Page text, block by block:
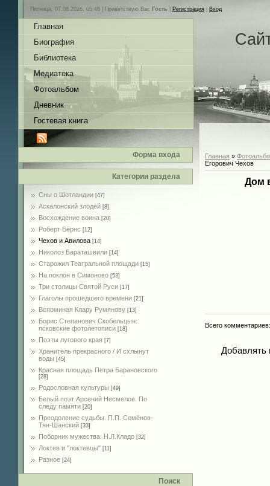
Пятница, 07.08.2026, 05:46 | Приветствую Вас Гость Регистрация Вход
Главная
Биография
Библиотека
Медиатека
Фотоальбом
Дневник
Гостевая книга
Форма входа
Категории раздела
Сны о Шотландии [47]
Аскалонский злодей [8]
Восхождение воина [20]
Роберт Бёрнс [12]
Чехов и Авилова [14]
Николоз Бараташвили [14]
Cтарожил Театральной площади [15]
На поклон в Симоново [53]
Три столицы Святой Руси [17]
Глаголы прошедшего времени [21]
Вспоминая Клару Румянову [13]
Борис Степанович Скобельцын:
псковские фотолетописи [18]
Поэты лугового края [7]
Хранитель прекрасного / И схлынут
воды [45]
Красная площадь Петра Барановского
[28]
Родословная культуры [49]
Белый поэт Арсений Несмелов. По
следу памяти [20]
Преодоление судьбы. П.П. Семёнов-
Тян-Шанский [33]
Поборник мужества. Н.Л.Кладо [32]
Локтев и "локтевцы" [11]
Разное [24]
Поиск
Главная »
Егорович Чехов
Дом
Всего комментариев
Добавлять